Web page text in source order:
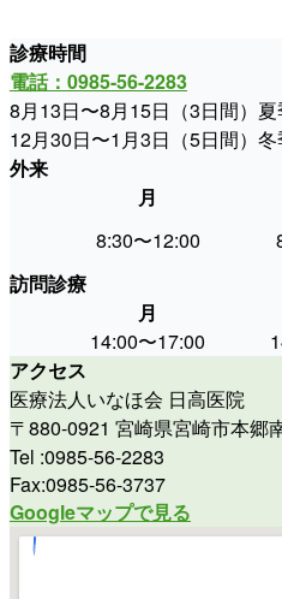
診療時間
電話：0985-56-2283
8月13日〜8月15日（3日間）夏
12月30日〜1月3日（5日間）
外来
月
8:30〜12:00
訪問診療
月
14:00〜17:00
アクセス
医療法人いなほ会 日高医院
〒880-0921 宮崎県宮崎市本郷
Tel :0985-56-2283
Fax:0985-56-3737
Googleマップで見る